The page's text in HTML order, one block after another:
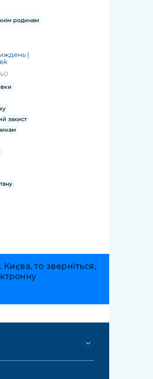
родинам
|
захист
то зверніться,